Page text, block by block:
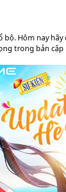
bộ. Hôm nay
trong bản cập